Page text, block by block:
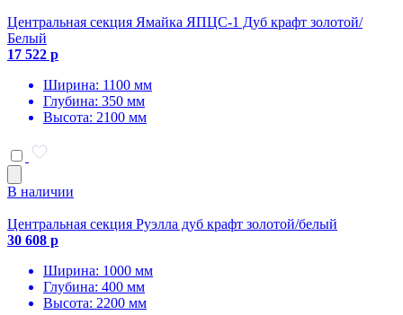
Центральная секция Ямайка ЯПЦС-1 Дуб крафт золотой/
Белый
17 522 р
Ширина: 1100 мм
Глубина: 350 мм
Высота: 2100 мм
В наличии
Центральная секция Руэлла дуб крафт золотой/белый
30 608 р
Ширина: 1000 мм
Глубина: 400 мм
Высота: 2200 мм